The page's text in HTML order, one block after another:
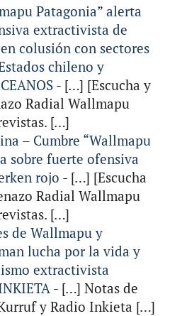
Patagonia” alerta
extractivista de
colusión con sectores
chileno y
- […] [Escucha y
Radial Wallmapu
[…]
– Cumbre “Wallmapu
sobre fuerte ofensiva
rojo - […] [Escucha
Radial Wallmapu
[…]
de Wallmapu y
lucha por la vida y
extractivista
- […] Notas de
y Radio Inkieta […]